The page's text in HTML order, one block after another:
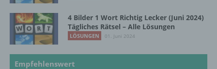
4 Bilder 1 Wort Richtig Lecker (Juni 2024)
Tägliches Rätsel – Alle Lösungen
LÖSUNGEN 01. Juni 2024
Empfehlenswert
Einschränkung der Verarbeitung ist die
Markierung gespeicherter